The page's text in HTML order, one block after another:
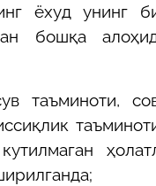
ёхуд унинг
бошқа
таъминоти,